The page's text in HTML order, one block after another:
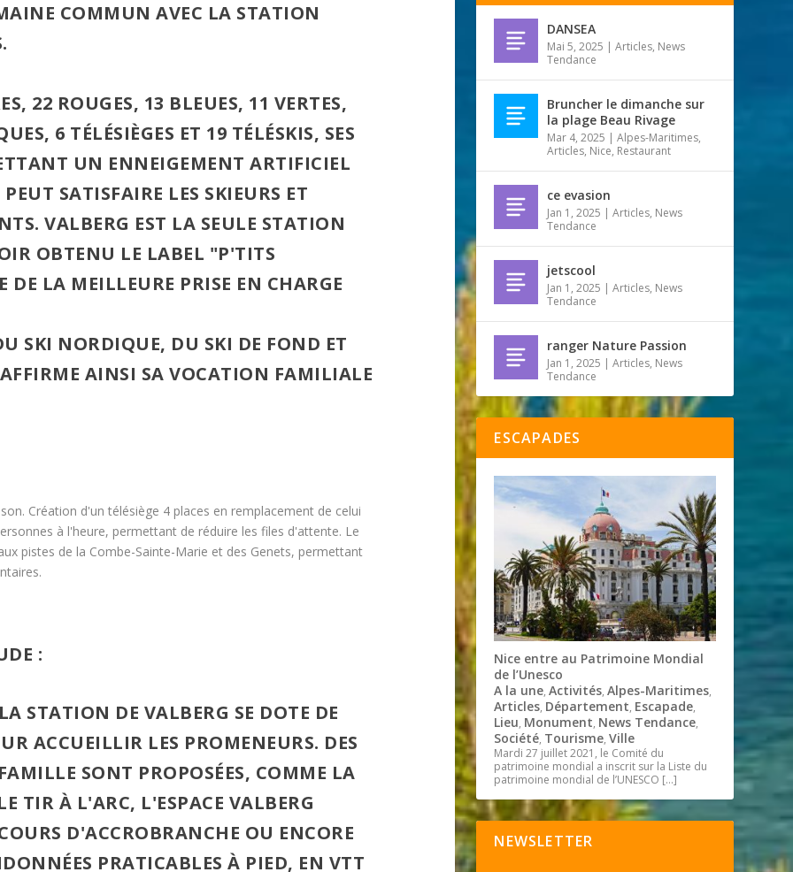
COMMUN AVEC LA STATION
.
22 ROUGES, 13 BLEUES, 11 VERTES,
6 TÉLÉSIÈGES ET 19 TÉLÉSKIS, SES
UN ENNEIGEMENT ARTIFICIEL
SATISFAIRE LES SKIEURS ET
VALBERG EST LA SEULE STATION
OBTENU LE LABEL "P'TITS
DE LA MEILLEURE PRISE EN CHARGE
SKI NORDIQUE, DU SKI DE FOND ET
AINSI SA VOCATION FAMILIALE
Création d'un télésiège 4 places en remplacement de celui
à l'heure, permettant de réduire les files d'attente. Le
pistes de la Combe-Sainte-Marie et des Genets, permettant
:
STATION DE VALBERG SE DOTE DE
ACCUEILLIR LES PROMENEURS. DES
SONT PROPOSÉES, COMME LA
TIR À L'ARC, L'ESPACE VALBERG
D'ACCROBRANCHE OU ENCORE
PRATICABLES À PIED, EN VTT
DANSEA
Mai 5, 2025 |Articles, News
Tendance
Bruncher le dimanche sur
la plage Beau Rivage
Mar 4, 2025 |Alpes-Maritimes,
Articles, Nice, Restaurant
ce evasion
Jan 1, 2025 |Articles, News
Tendance
jetscool
Jan 1, 2025 |Articles, News
Tendance
ranger Nature Passion
Jan 1, 2025 |Articles, News
Tendance
ESCAPADES
Nice entre au Patrimoine Mondial
de l’Unesco
A la une,Activités,Alpes-Maritimes,
Articles, Département, Escapade,
Lieu, Monument, News Tendance,
Société, Tourisme,Ville
Mardi 27 juillet 2021, le Comité du
patrimoine mondial a inscrit sur la Liste du
patrimoine mondial de l’UNESCO […]
NEWSLETTER